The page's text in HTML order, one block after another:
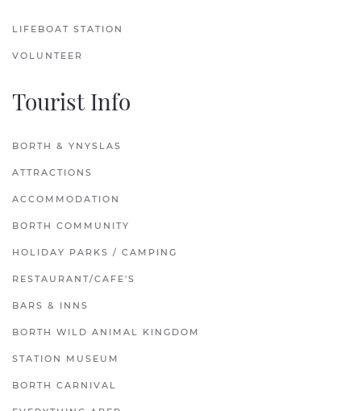
LIFEBOAT STATION
VOLUNTEER
Tourist Info
BORTH & YNYSLAS
ATTRACTIONS
ACCOMMODATION
BORTH COMMUNITY
HOLIDAY PARKS / CAMPING
RESTAURANT/CAFE'S
BARS & INNS
BORTH WILD ANIMAL KINGDOM
STATION MUSEUM
BORTH CARNIVAL